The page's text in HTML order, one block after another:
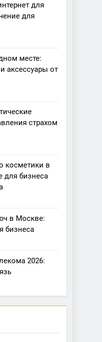
для
для
месте:
аксессуары от
страхом
косметики в
для бизнеса
в Москве:
бизнеса
2026: